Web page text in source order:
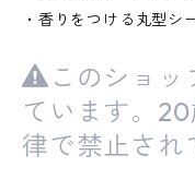
・香りをつける丸型シ
このショ
ています。
律で禁止され